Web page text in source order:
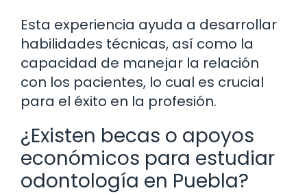
Esta experiencia ayuda a desarrollar
habilidades técnicas, así como la
capacidad de manejar la relación
con los pacientes, lo cual es crucial
para el éxito en la profesión.
¿Existen becas o apoyos
económicos para estudiar
odontología en Puebla?